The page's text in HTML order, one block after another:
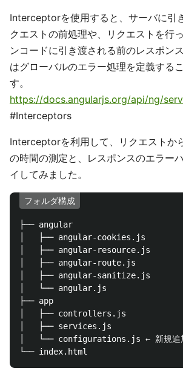
Interceptorを使用すると、サーバに引
クエストの前処理や、リクエストを行
ンコードに引き渡される前のレスポン
はグローバルのエラー処理を定義する
す。
https://docs.angularjs.org/api/ng/
#Interceptors
Interceptorを利用して、リクエストか
の時間の測定と、レスポンスのエラー
イしてみました。
フォルダ構成
├── angular
│   ├── angular-cookies.js
│   ├── angular-resource.js
│   ├── angular-route.js
│   ├── angular-sanitize.js
│   └── angular.js
├── app
│   ├── controllers.js
│   ├── services.js
│   └── configurations.js ← 新規追